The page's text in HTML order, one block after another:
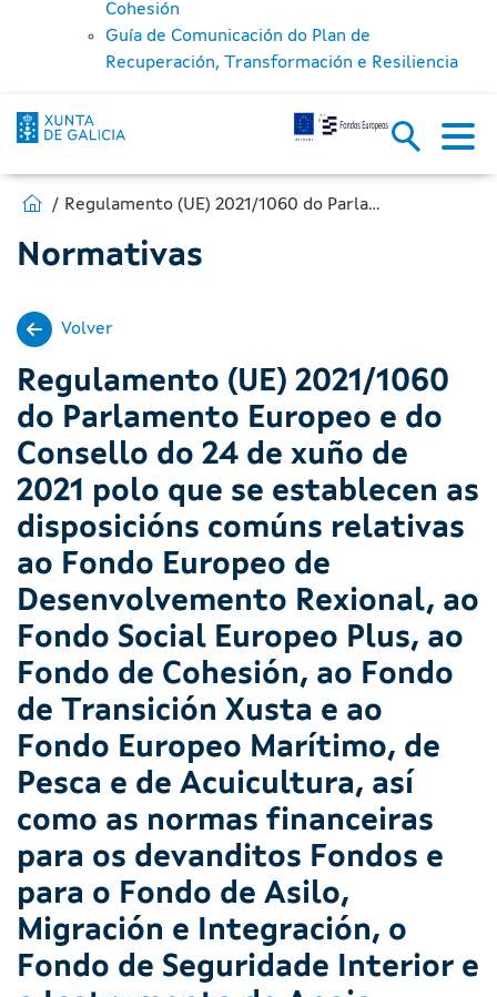
Cohesión
Guía de Comunicación do Plan de
Recuperación, Transformación e Resiliencia
Estás en:
Ir para Fondos Europeos Regulamento (UE) 2021/1060 do Parlamento Europeo e do Consello do 24 de xuño de 2021 polo que se establecen as disposicións comúns relativas ao Fondo Europeo de Desenvolvemento Rexional, ao Fondo Social Europeo Plus, ao Fondo de Cohesión, ao Fondo de Transición Xusta e ao Fondo Europeo Marítimo, de Pesca e de Acuicultura, así como as normas financeiras para os devanditos Fondos e para o Fondo de Asilo, Migración e Integración, o Fondo de Seguridade Interior e o Instrumento de Apoio Financeiro á Xestión de Fronteiras e a Política de Visados (DOUE 30.06.2021, Serie L)
Normativas
Volver
Regulamento (UE) 2021/1060
do Parlamento Europeo e do
Consello do 24 de xuño de
2021 polo que se establecen as
disposicións comúns relativas
ao Fondo Europeo de
Desenvolvemento Rexional, ao
Fondo Social Europeo Plus, ao
Fondo de Cohesión, ao Fondo
de Transición Xusta e ao
Fondo Europeo Marítimo, de
Pesca e de Acuicultura, así
como as normas financeiras
para os devanditos Fondos e
para o Fondo de Asilo,
Migración e Integración, o
Fondo de Seguridade Interior e